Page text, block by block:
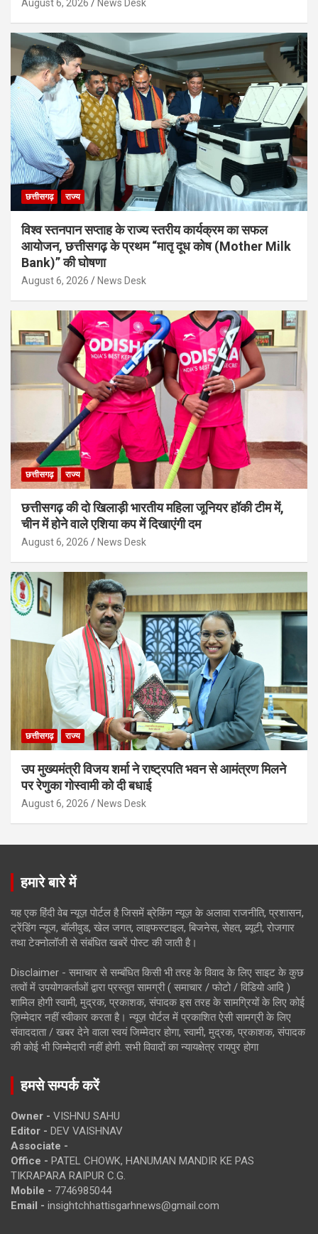
August 6, 2026 News Desk
छत्तीसगढ़ राज्य
विश्व स्तनपान सप्ताह के राज्य स्तरीय कार्यक्रम का सफल
आयोजन, छत्तीसगढ़ के प्रथम “मातृ दूध कोष (Mother Milk
Bank)” की घोषणा
August 6, 2026 News Desk
छत्तीसगढ़ राज्य
छत्तीसगढ़ की दो खिलाड़ी भारतीय महिला जूनियर हॉकी टीम में,
चीन में होने वाले एशिया कप में दिखाएंगी दम
August 6, 2026 News Desk
छत्तीसगढ़ राज्य
उप मुख्यमंत्री विजय शर्मा ने राष्ट्रपति भवन से आमंत्रण मिलने
पर रेणुका गोस्वामी को दी बधाई
August 6, 2026 News Desk
हमारे बारे में
यह एक हिंदी वेब न्यूज़ पोर्टल है जिसमें ब्रेकिंग न्यूज़ के अलावा राजनीति, प्रशासन,
ट्रेंडिंग न्यूज, बॉलीवुड, खेल जगत, लाइफस्टाइल, बिजनेस, सेहत, ब्यूटी, रोजगार
तथा टेक्नोलॉजी से संबंधित खबरें पोस्ट की जाती है।
Disclaimer - समाचार से सम्बंधित किसी भी तरह के विवाद के लिए साइट के कुछ
तत्वों में उपयोगकर्ताओं द्वारा प्रस्तुत सामग्री ( समाचार / फोटो / विडियो आदि )
शामिल होगी स्वामी, मुद्रक, प्रकाशक, संपादक इस तरह के सामग्रियों के लिए कोई
ज़िम्मेदार नहीं स्वीकार करता है। न्यूज़ पोर्टल में प्रकाशित ऐसी सामग्री के लिए
संवाददाता / खबर देने वाला स्वयं जिम्मेदार होगा, स्वामी, मुद्रक, प्रकाशक, संपादक
की कोई भी जिम्मेदारी नहीं होगी. सभी विवादों का न्यायक्षेत्र रायपुर होगा
हमसे सम्पर्क करें
Owner - VISHNU SAHU
Editor - DEV VAISHNAV
Associate -
Office - PATEL CHOWK, HANUMAN MANDIR KE PAS
TIKRAPARA RAIPUR C.G.
Mobile - 7746985044
Email - insightchhattisgarhnews@gmail.com